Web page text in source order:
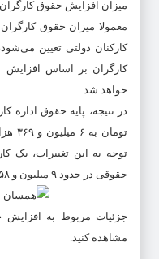
میزان افزایش حقوق کارگران در
معمولا میزان حقوق
خواهد شد.
توجه به این تغییرات، یک
حقوقی در حدود ۹ میلیون و ۶۵۸ هزار تومان دریافت خواهد کرد.
مشاهده کنید.